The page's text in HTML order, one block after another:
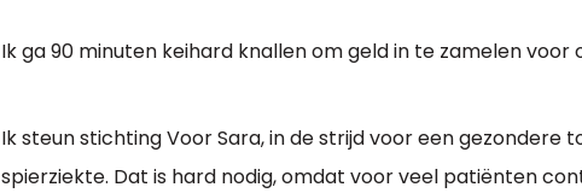
Ik ga 90 minuten keihard knallen om geld in te zamelen
Ik steun stichting Voor Sara, in de strijd voor een
spierziekte. Dat is hard nodig, omdat voor veel patiënten